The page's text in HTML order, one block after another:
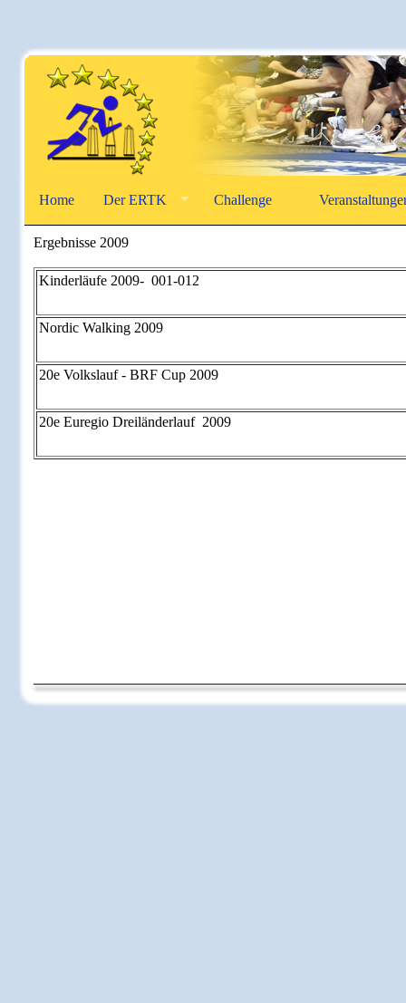
Home Der ERTK Challenge
Ergebnisse 2009
Kinderläufe 2009- 001-012
Nordic Walking 2009
20e Volkslauf - BRF Cup 2009
20e Euregio Dreiländerlauf 2009